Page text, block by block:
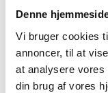
Denne
Vi bruger cookies
annoncer, til at
at analysere vores
din brug af vores
for
Ligesom der er
udlandsophold,
mellem brugen af
uddannelser.